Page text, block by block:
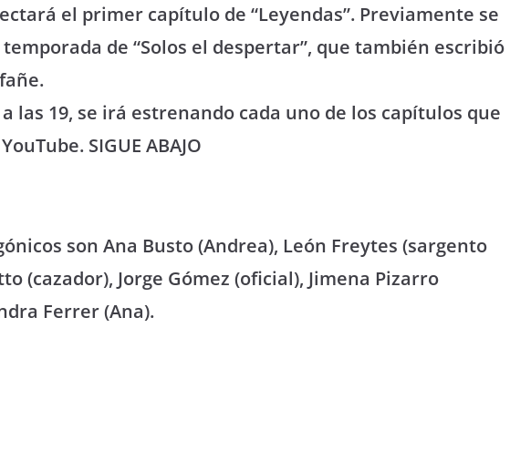
el primer capítulo de “Leyendas”. Previamente se
de “Solos el despertar”, que también escribió
las 19, se irá estrenando cada uno de los capítulos que
SIGUE ABAJO
son Ana Busto (Andrea), León Freytes (sargento
(cazador), Jorge Gómez (oficial), Jimena Pizarro
Ferrer (Ana).